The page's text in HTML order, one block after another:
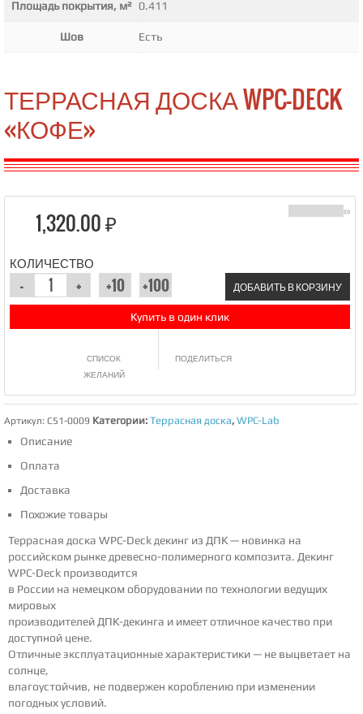
Площадь покрытия, м² 0.411
Шов Есть
ТЕРРАСНАЯ ДОСКА WPC-DECK
«КОФЕ»
(0)
1,320.00 ₽
КОЛИЧЕСТВО
ДОБАВИТЬ В КОРЗИНУ
Купить в один клик
СПИСОК
ЖЕЛАНИЙ
ПОДЕЛИТЬСЯ
Артикул: C51-0009 Категории: Террасная доска, WPC-Lab
Описание
Оплата
Доставка
Похожие товары
Террасная доска WPC-Deck декинг из ДПК — новинка на
российском рынке древесно-полимерного композита. Декинг
WPC-Deck производится
в России на немецком оборудовании по технологии ведущих
мировых
производителей ДПК-декинга и имеет отличное качество при
доступной цене.
Отличные эксплуатационные характеристики — не выцветает на
солнце,
влагоустойчив, не подвержен короблению при изменении
погодных условий.